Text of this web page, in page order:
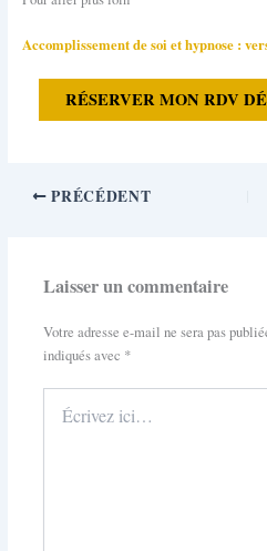
Accomplissement de soi et hypnose :
RÉSERVER MON RDV
PRÉCÉDENT
Laisser un commentaire
Votre adresse e-mail ne sera pas
indiqués avec *
ici…